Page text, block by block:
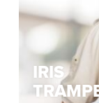
IRIS